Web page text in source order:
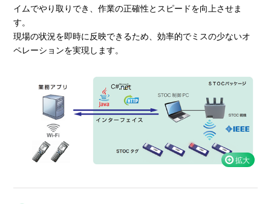
イムでやり取りでき、作業の正確性とスピードを向上させま
す。
現場の状況を即時に反映できるため、効率的でミスの少ないオ
ペレーションを実現します。